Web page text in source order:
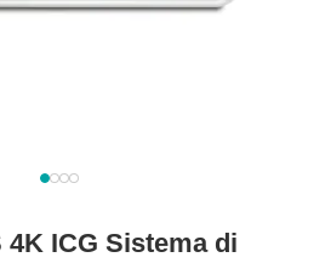
4K ICG Sistema di